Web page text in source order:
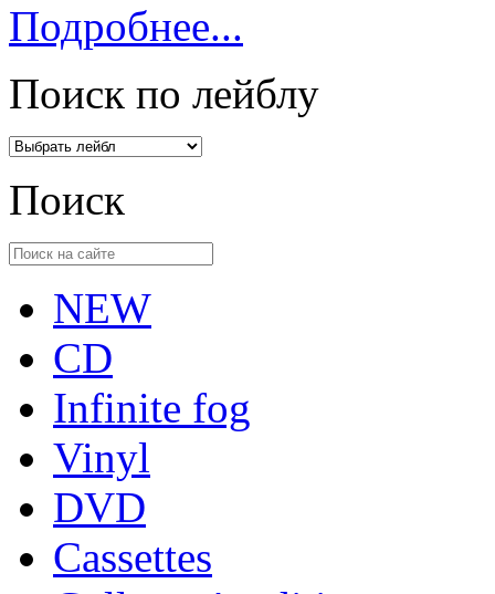
Подробнее...
Поиск по лейблу
Поиск
NEW
CD
Infinite fog
Vinyl
DVD
Cassettes